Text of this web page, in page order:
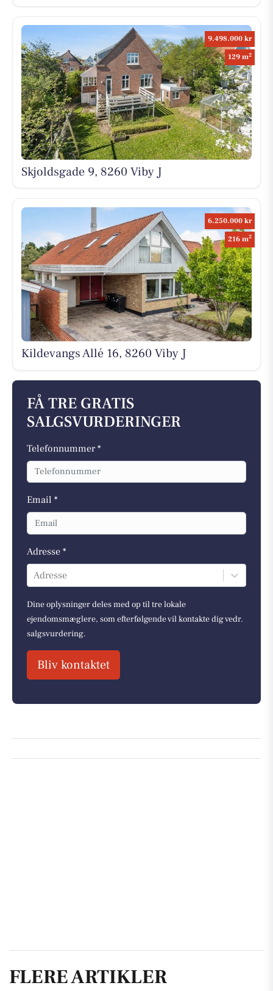
9.498.000 kr
129 m2
Skjoldsgade 9, 8260 Viby J
6.250.000 kr
216 m2
Kildevangs Allé 16, 8260 Viby J
FÅ TRE GRATIS
SALGSVURDERINGER
Telefonnummer *
Email *
Adresse *
Adresse
Dine oplysninger deles med op til tre lokale
ejendomsmæglere, som efterfølgende vil kontakte dig vedr.
salgsvurdering.
Bliv kontaktet
FLERE ARTIKLER